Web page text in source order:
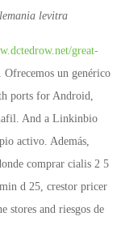
levitra
great-
un genérico
ports for Android,
And a Linkinbio
activo. Además,
comprar cialis 2 5
d 25, crestor pricer
stores and riesgos de